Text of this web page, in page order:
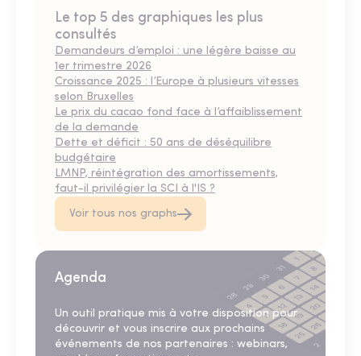
Le top 5 des graphiques les plus
consultés
Demandeurs d’emploi : une légère baisse au
1er trimestre 2026
Croissance 2025 : l’Europe à plusieurs vitesses
selon Bruxelles
Le prix du cacao fond face à l’affaiblissement
de la demande
Dette et déficit : 50 ans de déséquilibre
budgétaire
LMNP, réintégration des amortissements,
faut-il privilégier la SCI à l'IS ?
Voir tous nos graphs
Agenda
Un outil pratique mis à votre disposition pour
découvrir et vous inscrire aux prochains
événements de nos partenaires : webinars,